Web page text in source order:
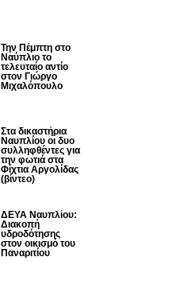
Την Πέμπτη στο
Ναύπλιο το
τελευταίο αντίο
στον Γιώργο
Μιχαλόπουλο
Στα δικαστήρια
Ναυπλίου οι δυο
συλληφθέντες για
την φωτιά στα
Φίχτια Αργολίδας
(βίντεο)
ΔΕΥΑ Ναυπλίου:
Διακοπή
υδροδότησης
στον οικισμό του
Παναριτίου